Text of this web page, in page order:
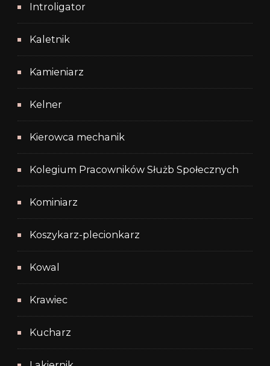
Introligator
Kaletnik
Kamieniarz
Kelner
Kierowca mechanik
Kolegium Pracowników Służb Społecznych
Kominiarz
Koszykarz-plecionkarz
Kowal
Krawiec
Kucharz